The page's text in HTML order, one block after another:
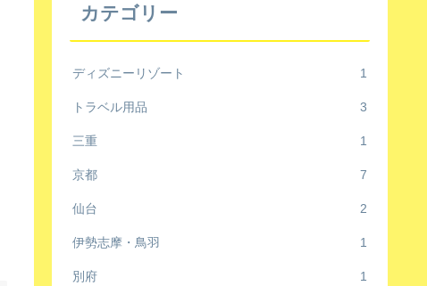
カテゴリー
ディズニーリゾート 1
トラベル用品 3
三重 1
京都 7
仙台 2
伊勢志摩・鳥羽 1
別府 1